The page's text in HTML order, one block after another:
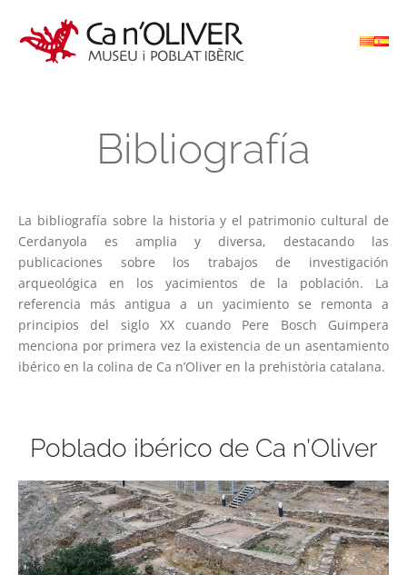
Bibliografía
La bibliografía sobre la historia y el patrimonio cultural de
Cerdanyola es amplia y diversa, destacando las
publicaciones sobre los trabajos de investigación
arqueológica en los yacimientos de la población. La
referencia más antigua a un yacimiento se remonta a
principios del siglo XX cuando Pere Bosch Guimpera
menciona por primera vez la existencia de un asentamiento
ibérico en la colina de Ca n’Oliver en la prehistòria catalana.
Poblado ibérico de Ca n’Oliver